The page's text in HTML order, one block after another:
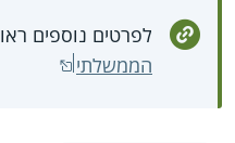
לפרטים נוספים ראו
הממשלתי